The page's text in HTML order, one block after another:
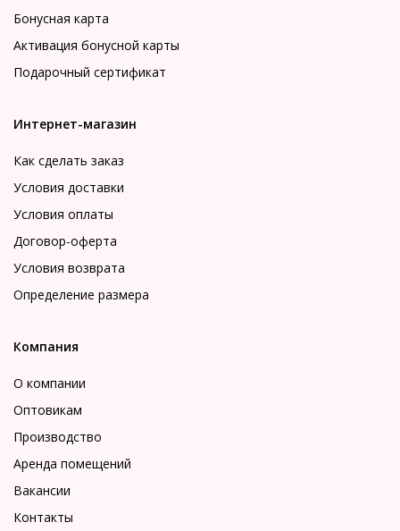
Бонусная карта
Активация бонусной карты
Подарочный сертификат
Интернет-магазин
Как сделать заказ
Условия доставки
Условия оплаты
Договор-оферта
Условия возврата
Определение размера
Компания
О компании
Оптовикам
Производство
Аренда помещений
Вакансии
Контакты